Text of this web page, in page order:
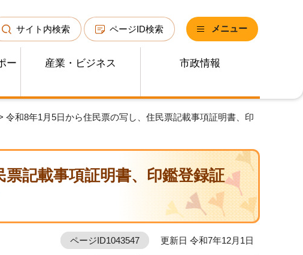
サイト内検索 ページID検索 メニュー
ー
産業・ビジネス 市政情報
令和8年1月5日から住民票の写し、住民票記載事項証明書、印
記載事項証明書、印鑑登録証
ページID1043547 更新日 令和7年12月1日